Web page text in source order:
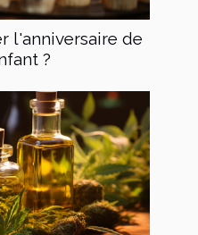
l'anniversaire de
?